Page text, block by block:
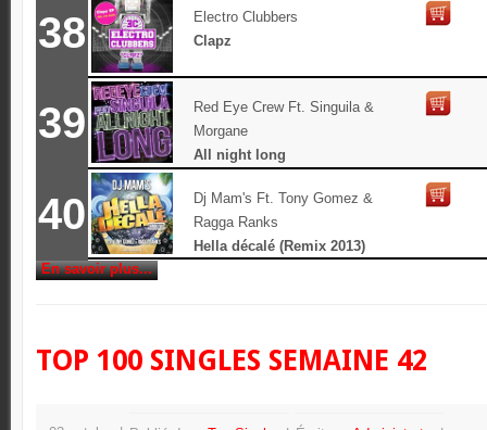
38
Electro Clubbers
Clapz
39
Red Eye Crew Ft. Singuila &
Morgane
All night long
40
Dj Mam's Ft. Tony Gomez &
Ragga Ranks
Hella décalé (Remix 2013)
En savoir plus...
TOP 100 SINGLES SEMAINE 42